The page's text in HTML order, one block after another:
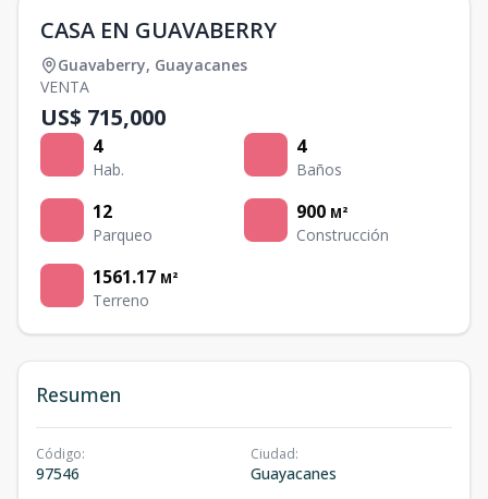
CASA EN GUAVABERRY
Guavaberry, Guayacanes
VENTA
US$ 715,000
4
Hab.
4
Baños
12
Parqueo
900 M²
Construcción
1561.17 M²
Terreno
Resumen
Código:
97546
Ciudad:
Guayacanes